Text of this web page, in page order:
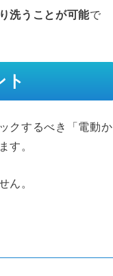
洗うことが可能で
ト
クするべき「電動か
す。
ん。